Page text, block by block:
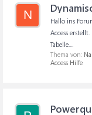
N
Hallo ins
Access
Tabelle....
Thema von:
Access Hilfe